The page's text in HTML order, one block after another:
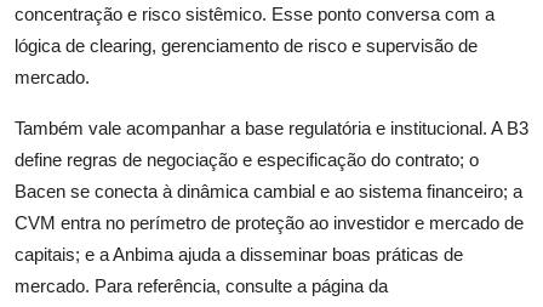
concentração e risco sistêmico. Esse ponto conversa com a
lógica de clearing, gerenciamento de risco e supervisão de
mercado.
Também vale acompanhar a base regulatória e institucional. A B3
define regras de negociação e especificação do contrato; o
Bacen se conecta à dinâmica cambial e ao sistema financeiro; a
CVM entra no perímetro de proteção ao investidor e mercado de
capitais; e a Anbima ajuda a disseminar boas práticas de
mercado. Para referência, consulte a página da